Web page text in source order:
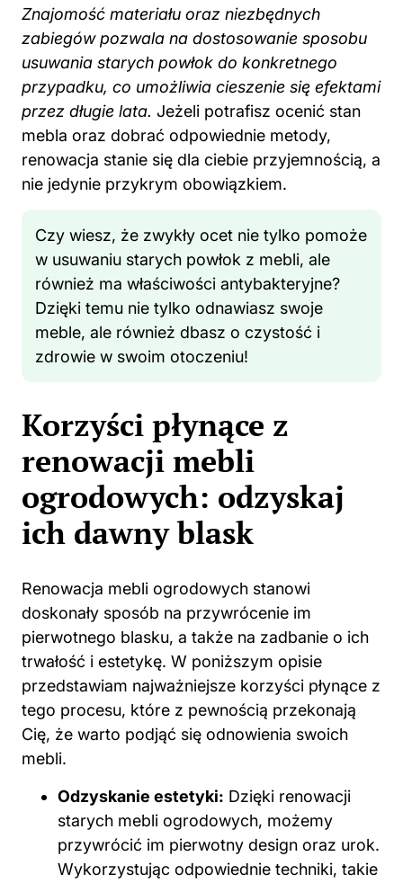
Znajomość materiału oraz niezbędnych
zabiegów pozwala na dostosowanie sposobu
usuwania starych powłok do konkretnego
przypadku, co umożliwia cieszenie się efektami
przez długie lata. Jeżeli potrafisz ocenić stan
mebla oraz dobrać odpowiednie metody,
renowacja stanie się dla ciebie przyjemnością, a
nie jedynie przykrym obowiązkiem.
Czy wiesz, że zwykły ocet nie tylko pomoże
w usuwaniu starych powłok z mebli, ale
również ma właściwości antybakteryjne?
Dzięki temu nie tylko odnawiasz swoje
meble, ale również dbasz o czystość i
zdrowie w swoim otoczeniu!
Korzyści płynące z
renowacji mebli
ogrodowych: odzyskaj
ich dawny blask
Renowacja mebli ogrodowych stanowi
doskonały sposób na przywrócenie im
pierwotnego blasku, a także na zadbanie o ich
trwałość i estetykę. W poniższym opisie
przedstawiam najważniejsze korzyści płynące z
tego procesu, które z pewnością przekonają
Cię, że warto podjąć się odnowienia swoich
mebli.
Odzyskanie estetyki: Dzięki renowacji
starych mebli ogrodowych, możemy
przywrócić im pierwotny design oraz urok.
Wykorzystując odpowiednie techniki, takie